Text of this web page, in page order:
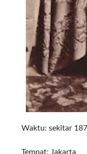
Waktu: sekitar
Tempat: Jakarta